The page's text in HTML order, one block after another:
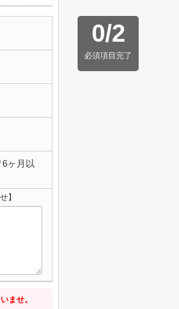
0/2
必須項目完了
6ヶ月以
】
ませ。